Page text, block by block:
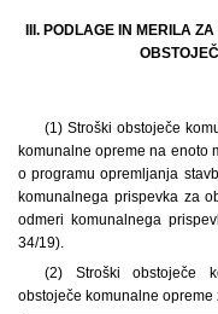
III. PODLAGE IN MERILA
(1) Stroški obstoječe
komunalne opreme na enoto
o programu opremljanja
komunalnega prispevka za
odmeri komunalnega
34/19).
(2) Stroški obstoječe
obstoječe komunalne opreme